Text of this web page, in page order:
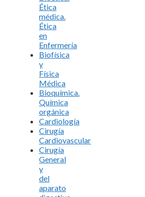
Ética
médica.
Ética
en
Enfermería
Biofísica
y
Física
Médica
Bioquímica.
Química
orgánica
Cardiología
Cirugía
Cardiovascular
Cirugía
General
y
del
aparato